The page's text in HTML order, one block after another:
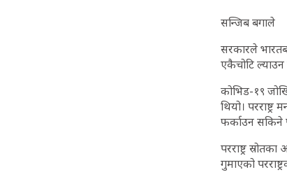
सन्जिब बगाले
सरकारले
एकैचोटि
कोभिड-१९
थियो।
फर्काउन सकिने
परराष्ट्र
गुमाएको